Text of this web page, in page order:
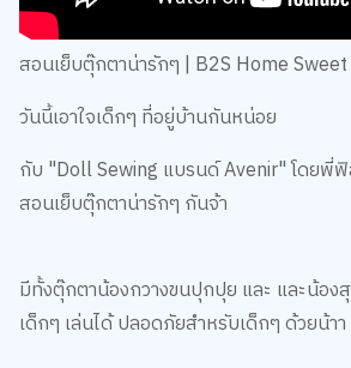
สอนเย็บตุ๊กตาน่ารักๆ | B2S Home
วันนี้เอาใจเด็กๆ ที่อยู่บ้านกันหน่อย
กับ "Doll Sewing แบรนด์ Avenir" โดยพี่
สอนเย็บตุ๊กตาน่ารักๆ กันจ้า
มีทั้งตุ๊กตาน้องกวางขนปุกปุย และ และน้อง
เด็กๆ เล่นได้ ปลอดภัยสำหรับเด็กๆ ด้วยน้าา